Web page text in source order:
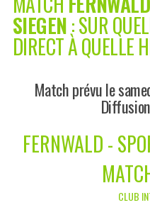
SIEGEN: SUR
DIRECT À QUELLE
Match prévu le
FERNWALD -
CLUB